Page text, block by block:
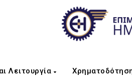
Λειτουργία